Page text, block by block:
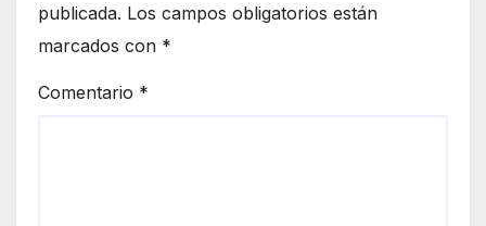
publicada. Los campos obligatorios están
marcados con *
Comentario *